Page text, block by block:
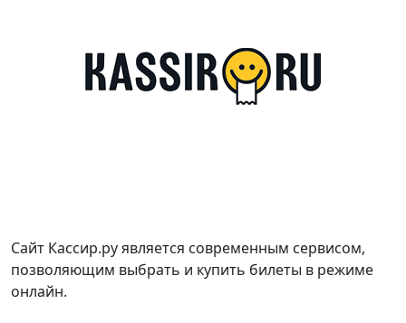
Сайт Кассир.ру является современным сервисом,
позволяющим выбрать и купить билеты в режиме
онлайн.